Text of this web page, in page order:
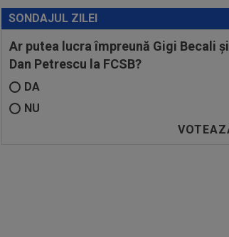
SONDAJUL ZILEI
Ar putea lucra împreună Gigi Becali și
Dan Petrescu la FCSB?
DA
NU